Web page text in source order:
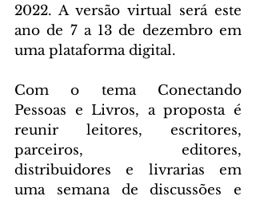
2022. A versão virtual será este
ano de 7 a 13 de dezembro em
uma plataforma digital.
Com o tema Conectando
Pessoas e Livros, a proposta é
reunir leitores, escritores,
parceiros, editores,
distribuidores e livrarias em
uma semana de discussões e